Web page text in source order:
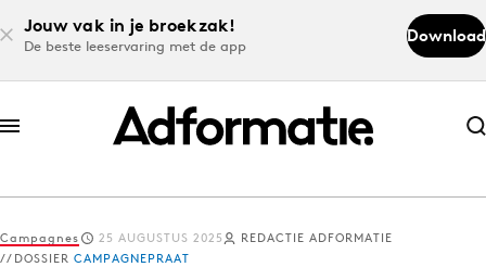
Jouw vak in je broekzak!
De beste leeservaring met de app
Download
Abonneer nu
Abonneer nu
Log in
Campagnes 25 AUGUSTUS 2025
REDACTIE ADFORMATIE
DOSSIER CAMPAGNEPRAAT